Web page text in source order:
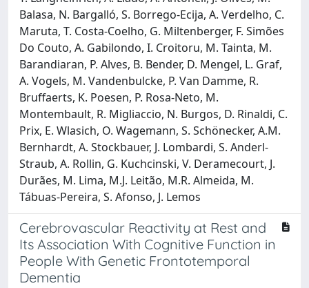
Balasa, N. Bargalló, S. Borrego-Ecija, A. Verdelho, C.
Maruta, T. Costa-Coelho, G. Miltenberger, F. Simões
Do Couto, A. Gabilondo, I. Croitoru, M. Tainta, M.
Barandiaran, P. Alves, B. Bender, D. Mengel, L. Graf,
A. Vogels, M. Vandenbulcke, P. Van Damme, R.
Bruffaerts, K. Poesen, P. Rosa-Neto, M.
Montembault, R. Migliaccio, N. Burgos, D. Rinaldi, C.
Prix, E. Wlasich, O. Wagemann, S. Schönecker, A.M.
Bernhardt, A. Stockbauer, J. Lombardi, S. Anderl-
Straub, A. Rollin, G. Kuchcinski, V. Deramecourt, J.
Durães, M. Lima, M.J. Leitão, M.R. Almeida, M.
Tábuas-Pereira, S. Afonso, J. Lemos
Cerebrovascular Reactivity at Rest and
Its Association With Cognitive Function in
People With Genetic Frontotemporal
Dementia